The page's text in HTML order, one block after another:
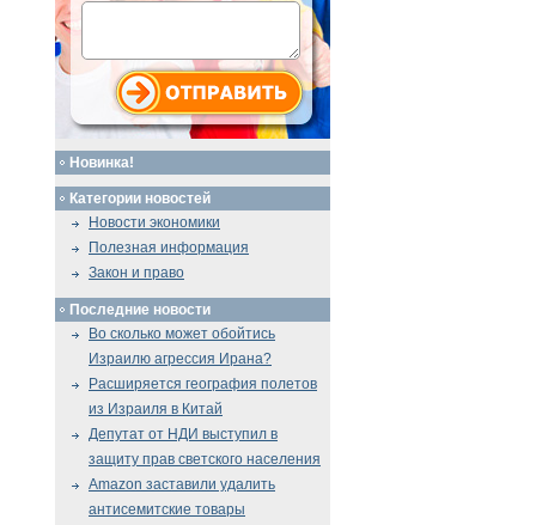
Новинка!
Категории новостей
Новости экономики
Полезная информация
Закон и право
Последние новости
Во сколько может обойтись
Израилю агрессия Ирана?
Расширяется география полетов
из Израиля в Китай
Депутат от НДИ выступил в
защиту прав светского населения
Amazon заставили удалить
антисемитские товары